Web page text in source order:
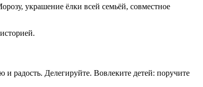
украшение ёлки всей семьёй, совместное
радость. Делегируйте. Вовлеките детей: поручите